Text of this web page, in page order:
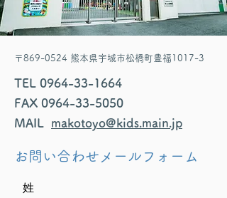
〒869-0524 熊本県宇城市松橋町豊福1017-3
TEL 0964-33-1664
FAX 0964-33-5050
MAIL makotoyo@kids.main.jp
お問い合わせメールフォーム
姓